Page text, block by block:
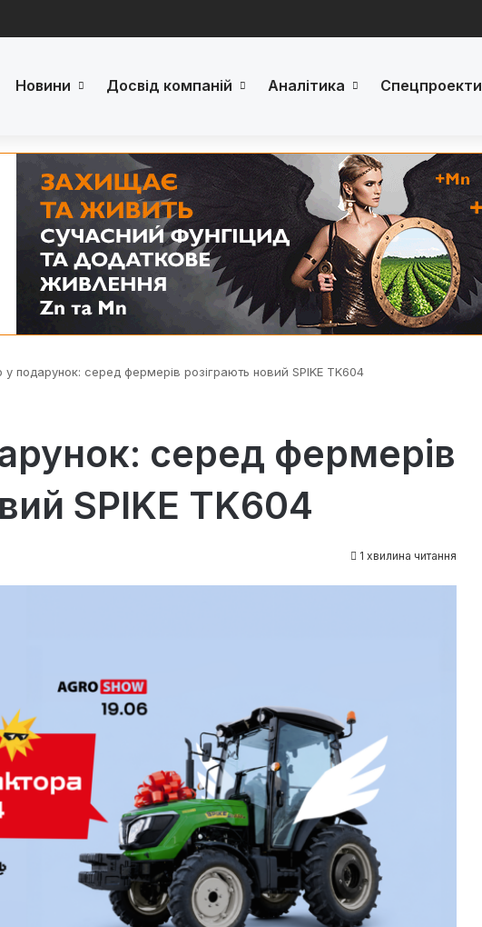
Новини Досвід компаній Аналітика Спецпроекти
у подарунок: серед фермерів розіграють новий SPIKE TK604
серед фермерів
SPIKE TK604
1 хвилина читання